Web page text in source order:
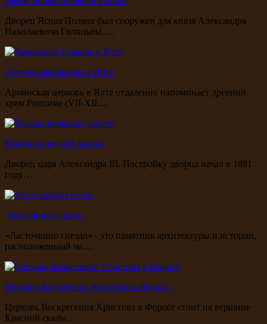
Дворец Ясная Поляна был сооружен для князя Александра
Николаевича Голицына.…
Армянская церковь в Ялте
Армянская церковь в Ялте отдаленно напоминает древний
храм Рипсиме (VII-XII…
Массандровский дворец
Дворец царя Александра III. Постройку дворца начал в 1881
году…
Ласточкино гнездо
«Ласточкино гнездо» - это памятник архитектуры и истории,
расположенный на…
Церковь Вознесения Христова в Форосе
Церковь Воскресения Христова в Форосе стоит на вершине
Красной скалы…